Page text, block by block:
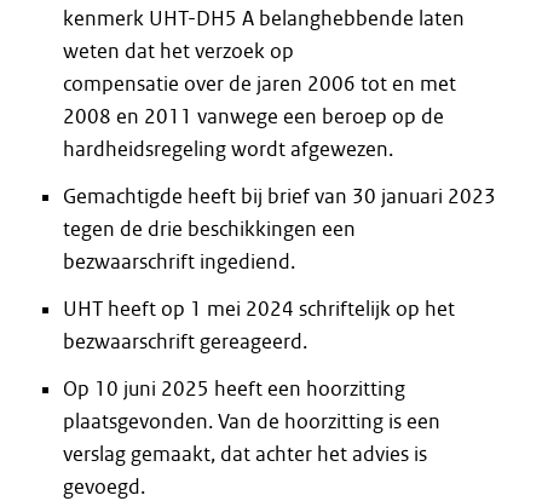
kenmerk UHT-DH5 A belanghebbende laten
weten dat het verzoek op
compensatie over de jaren 2006 tot en met
2008 en 2011 vanwege een beroep op de
hardheidsregeling wordt afgewezen.
Gemachtigde heeft bij brief van 30 januari 2023
tegen de drie beschikkingen een
bezwaarschrift ingediend.
UHT heeft op 1 mei 2024 schriftelijk op het
bezwaarschrift gereageerd.
Op 10 juni 2025 heeft een hoorzitting
plaatsgevonden. Van de hoorzitting is een
verslag gemaakt, dat achter het advies is
gevoegd.